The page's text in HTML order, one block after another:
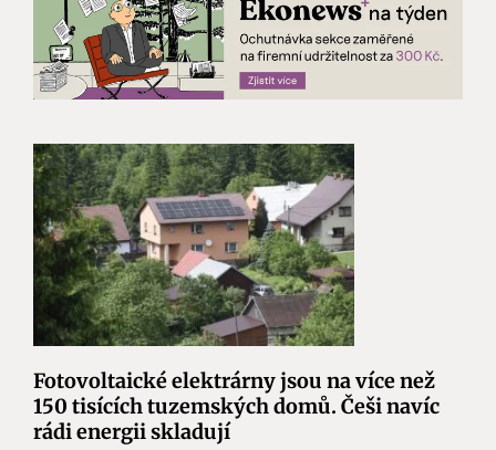
Fotovoltaické elektrárny jsou na více než
150 tisících tuzemských domů. Češi navíc
rádi energii skladují